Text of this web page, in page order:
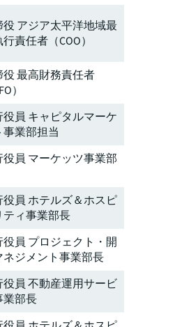
役 アジア太平洋地域最
責任者（COO）
役 最高財務責任者
）
役員 キャピタルマーケ
事業部担当
役員 マーケッツ事業部
役員 ホテルズ＆ホスピ
ティ事業部長
役員 プロジェクト・開
ネジメント事業部長
役員 不動産運用サービ
業部長